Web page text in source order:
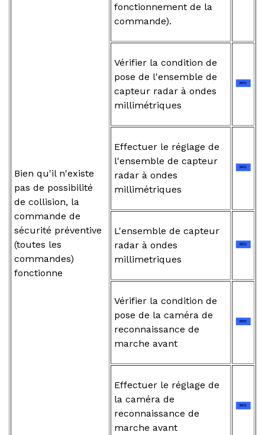
Bien qu'il n'existe
pas de possibilité
de collision, la
commande de
sécurité préventive
(toutes les
commandes)
fonctionne
fonctionnement de la
commande).
Vérifier la condition de
pose de l'ensemble de
capteur radar à ondes
millimétriques
Effectuer le réglage de
l'ensemble de capteur
radar à ondes
millimétriques
L'ensemble de capteur
radar à ondes
millimetriques
Vérifier la condition de
pose de la caméra de
reconnaissance de
marche avant
Effectuer le réglage de
la caméra de
reconnaissance de
marche avant